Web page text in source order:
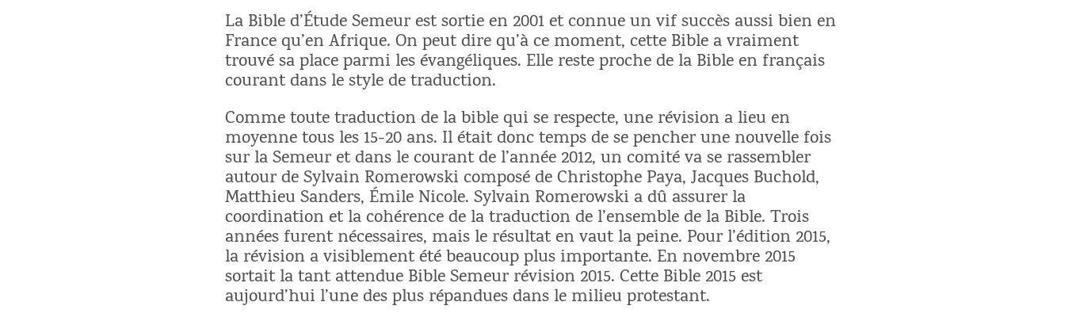
La Bible d’Étude Semeur est sortie en 2001 et connue un vif succès aussi bien en
France qu’en Afrique. On peut dire qu’à ce moment, cette Bible a vraiment
trouvé sa place parmi les évangéliques. Elle reste proche de la Bible en français
courant dans le style de traduction.
Comme toute traduction de la bible qui se respecte, une révision a lieu en
moyenne tous les 15-20 ans. Il était donc temps de se pencher une nouvelle fois
sur la Semeur et dans le courant de l’année 2012, un comité va se rassembler
autour de Sylvain Romerowski composé de Christophe Paya, Jacques Buchold,
Matthieu Sanders, Émile Nicole. Sylvain Romerowski a dû assurer la
coordination et la cohérence de la traduction de l’ensemble de la Bible. Trois
années furent nécessaires, mais le résultat en vaut la peine. Pour l’édition 2015,
la révision a visiblement été beaucoup plus importante. En novembre 2015
sortait la tant attendue Bible Semeur révision 2015. Cette Bible 2015 est
aujourd’hui l’une des plus répandues dans le milieu protestant.